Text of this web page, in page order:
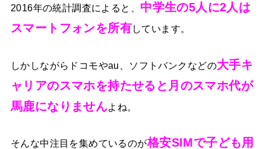
2016年の統計調査によると、 中学生の5人に2人は
スマートフォンを所有しています。
しかしながらドコモやau、ソフトバンクなどの大手キ
ャリアのスマホを持たせると月のスマホ代が
馬鹿になりませんよね。
そんな中注目を集めているのが格安SIMで子ども用